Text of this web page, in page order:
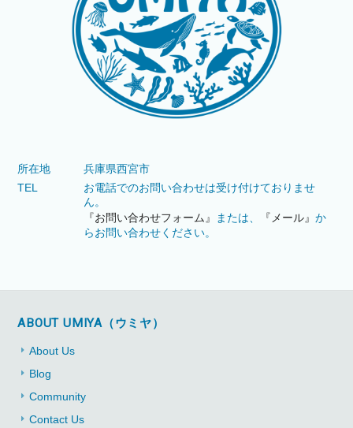
所在地
兵庫県西宮市
TEL
お電話でのお問い合わせは受け付けておりませ
ん。
『お問い合わせフォーム』
または、 『メール』か
らお問い合わせください。
ABOUT UMIYA（ウミヤ）
About Us
Blog
Community
Contact Us